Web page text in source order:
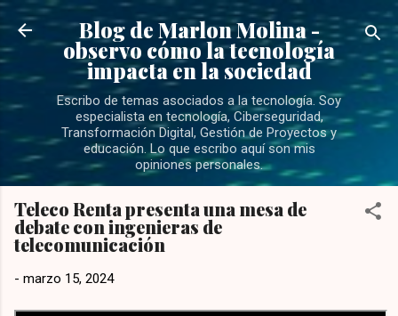
Ir al contenido principal
Blog de Marlon Molina -
observo cómo la tecnología
impacta en la sociedad
Escribo de temas asociados a la tecnología. Soy
especialista en tecnología, Ciberseguridad,
Transformación Digital, Gestión de Proyectos y
educación. Lo que escribo aquí son mis
opiniones personales.
Teleco Renta presenta una mesa de
debate con ingenieras de
telecomunicación
- marzo 15, 2024